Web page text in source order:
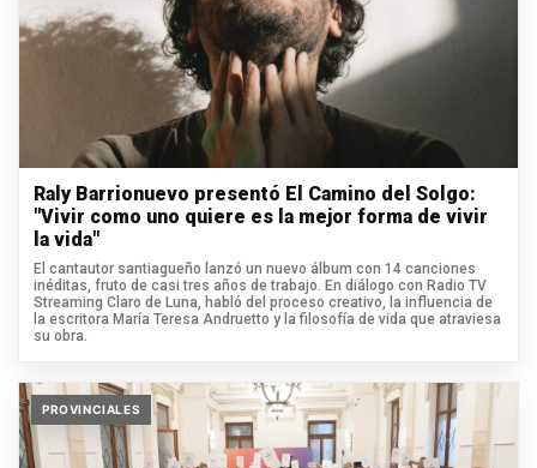
Raly Barrionuevo presentó El Camino del Solgo:
"Vivir como uno quiere es la mejor forma de vivir
la vida"
El cantautor santiagueño lanzó un nuevo álbum con 14 canciones
inéditas, fruto de casi tres años de trabajo. En diálogo con Radio TV
Streaming Claro de Luna, habló del proceso creativo, la influencia de
la escritora María Teresa Andruetto y la filosofía de vida que atraviesa
su obra.
PROVINCIALES